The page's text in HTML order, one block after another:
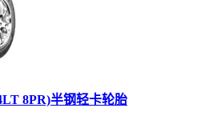
8PR)半钢轻卡轮胎